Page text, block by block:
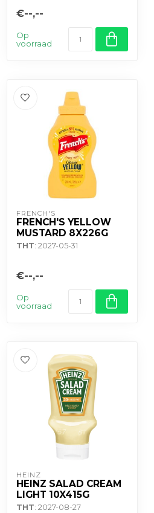
€--,--
Op
voorraad
FRENCH'S
FRENCH'S YELLOW
MUSTARD 8X226G
THT: 2027-05-31
€--,--
Op
voorraad
HEINZ
HEINZ SALAD CREAM
LIGHT 10X415G
THT: 2027-08-27